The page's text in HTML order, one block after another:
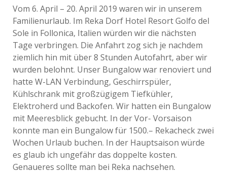
Vom 6. April – 20. April 2019 waren wir in unserem
Familienurlaub. Im Reka Dorf Hotel Resort Golfo del
Sole in Follonica, Italien würden wir die nächsten
Tage verbringen. Die Anfahrt zog sich je nachdem
ziemlich hin mit über 8 Stunden Autofahrt, aber wir
wurden belohnt. Unser Bungalow war renoviert und
hatte W-LAN Verbindung, Geschirrspüler,
Kühlschrank mit großzügigem Tiefkühler,
Elektroherd und Backofen. Wir hatten ein Bungalow
mit Meeresblick gebucht. In der Vor- Vorsaison
konnte man ein Bungalow für 1500.– Rekacheck zwei
Wochen Urlaub buchen. In der Hauptsaison würde
es glaub ich ungefähr das doppelte kosten.
Genaueres sollte man bei Reka nachsehen.